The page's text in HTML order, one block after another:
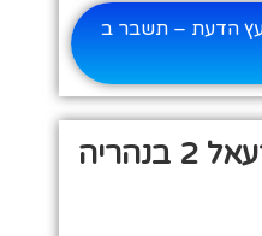
הדעת – תשבר ב
גן ילדים עמק יזרעאל 2 בנהריה